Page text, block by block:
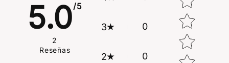
5.0/5
2
Reseñas
3 0
2 0